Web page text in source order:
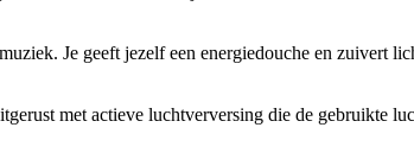
Je geeft jezelf een energiedouche en zuivert
met actieve luchtverversing die de gebruikte